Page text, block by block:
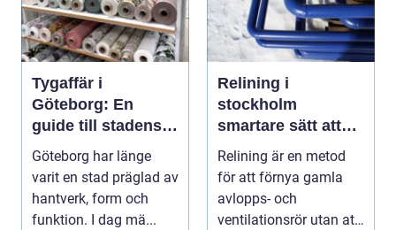
Tygaffär i
Göteborg: En
guide till stadens
textila möjligheter
Göteborg har länge
varit en stad präglad av
hantverk, form och
funktion. I dag mä...
Relining i
stockholm
smartare sätt att
förnya rören
Relining är en metod
för att förnya gamla
avlopps- och
ventilationsrör utan att